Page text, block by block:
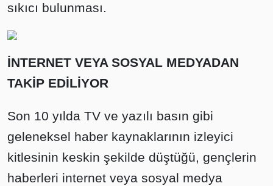
sıkıcı bulunması.
İNTERNET VEYA SOSYAL MEDYADAN
TAKİP EDİLİYOR
Son 10 yılda TV ve yazılı basın gibi
geleneksel haber kaynaklarının izleyici
kitlesinin keskin şekilde düştüğü, gençlerin
haberleri internet veya sosyal medya